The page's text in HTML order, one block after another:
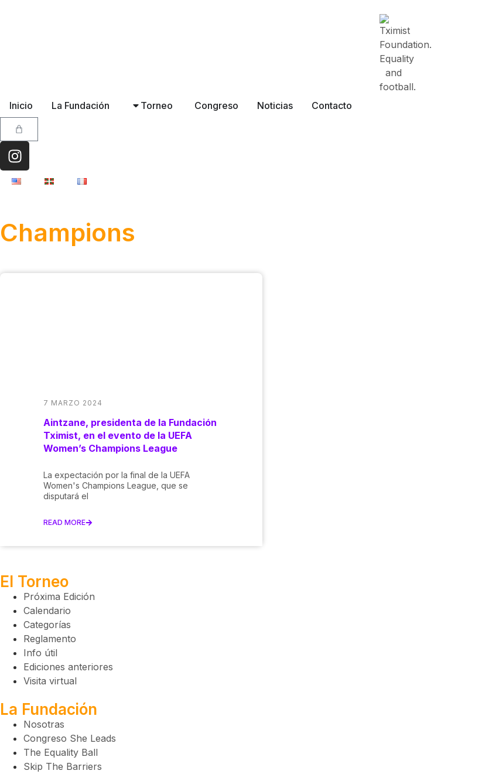
Inicio La Fundación Torneo Congreso Noticias Contacto
Champions
7 MARZO 2024
Aintzane, presidenta de la Fundación
Tximist, en el evento de la UEFA
Women’s Champions League
La expectación por la final de la UEFA
Women's Champions League, que se
disputará el
READ MORE
El Torneo
Próxima Edición
Calendario
Categorías
Reglamento
Info útil
Ediciones anteriores
Visita virtual
La Fundación
Nosotras
Congreso She Leads
The Equality Ball
Skip The Barriers